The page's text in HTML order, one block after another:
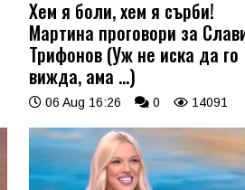
Хем я боли, хем я сърби!
Мартина проговори за
Трифонов (Уж не иска да го
вижда, ама …)
06 Aug 16:26 0 14091